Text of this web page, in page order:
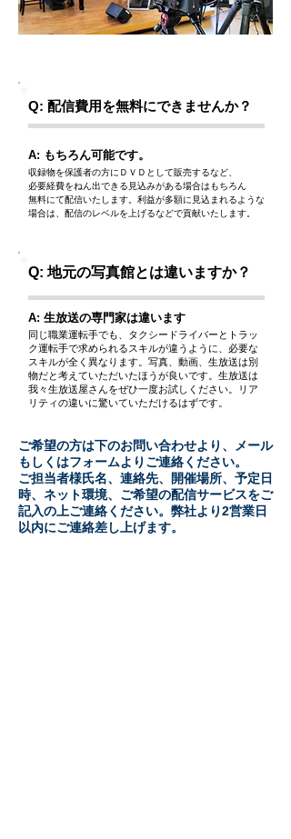
Q: 配信費用を無料にできませんか？
A: もちろん可能です。
収録物を保護者の方にＤＶＤとして販売するなど、
必要経費をねん出できる見込みがある場合はもちろん
​無料にて配信いたします。利益が多額に見込まれるような
場合は、配信のレベルを上げるなどで貢献いたします。
Q: 地元の写真館とは違いますか？
A: 生放送の専門家は違います
同じ職業運転手でも、タクシードライバーとトラッ
ク運転手で求められるスキルが違うように、必要な
スキルが全く異なります。写真、動画、生放送は別
物だと考えていただいたほうが良いです。生放送は
我々生放送屋さんをぜひ一度お試しください。リア
リティの違いに驚いていただけるはずです。
ご希望の方は下のお問い合わせより、メール
もしくはフォームよりご連絡ください。
ご担当者様氏名、連絡先、開催場所、予定日
時、ネット環境、ご希望の配信サービスをご
記入の上ご連絡ください。弊社より2営業日
以内にご連絡差し上げます。